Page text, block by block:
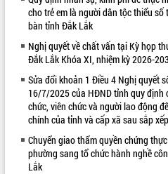
Loading the player...
Bí thư Tỉnh ủy Lương Nguyễn Minh
Triết thăm, tặng quà người có công với
cách mạng
Rà soát, hoàn thiện hệ thống thiết chế
cho trẻ em là người dân tộc thiểu
bàn tỉnh Đắk Lắk
Nghị quyết về chất vấn tại Kỳ họp
Đắk Lắk Khóa XI, nhiệm kỳ 2026-
Sửa đổi khoản 1 Điều 4 Nghị quyết
16/7/2025 của HĐND tỉnh quy định
chức, viên chức và người lao động
chính của tỉnh và cấp xã sau sắp
Chuyển giao thẩm quyền chứng
phường sang tổ chức hành nghề
Lắk